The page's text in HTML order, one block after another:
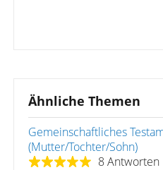
Ähnliche Themen
Gemeinschaftliches
(Mutter/Tochter/Sohn)
8 Antworten